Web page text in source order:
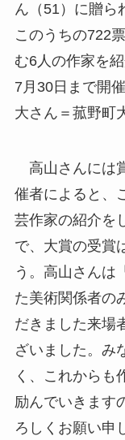
ん（51）に贈ら
このうちの722
む6人の作家を
7月30日まで開
大さん＝菰野町
高山さんには
催者によると、
芸作家の紹介を
で、大賞の受賞
う。高山さんは
た美術関係者の
だきました来場
ざいました。み
く、これからも
励んでいきます
ろしくお願い申